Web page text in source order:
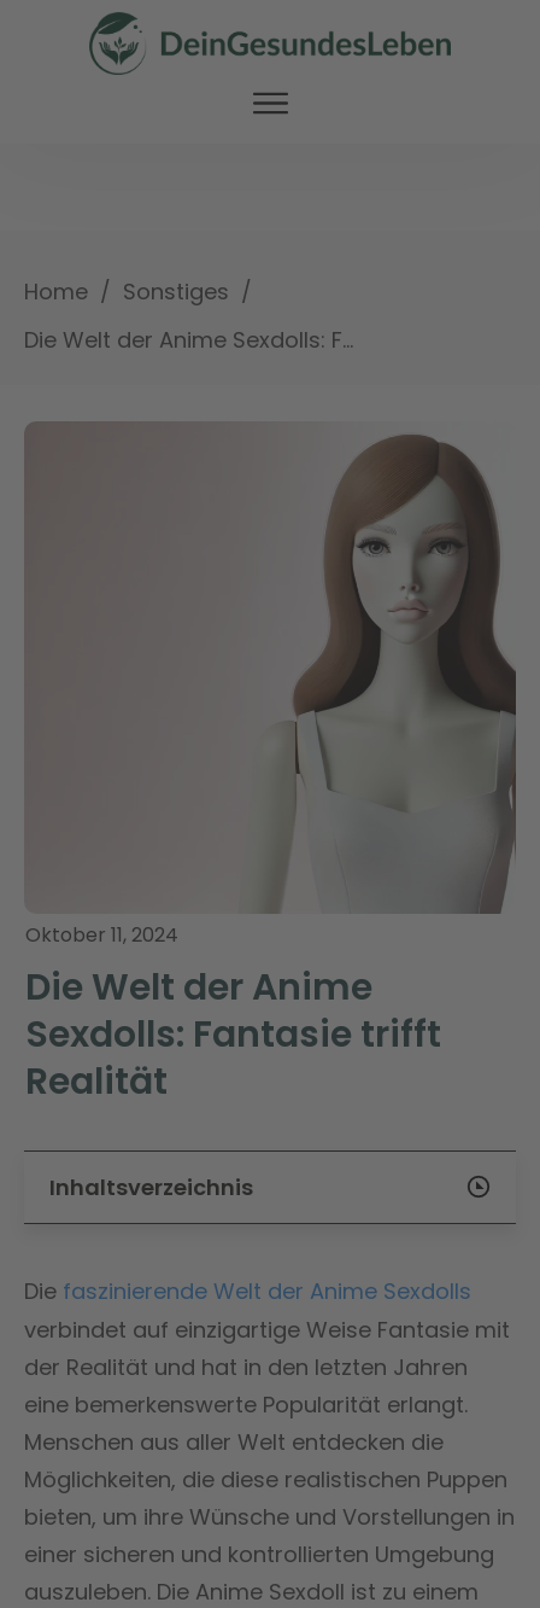
Home / Sonstiges /
Die Welt der Anime Sexdolls: Fantasie trifft Realität
Oktober 11, 2024
Die Welt der Anime
Sexdolls: Fantasie trifft
Realität
Inhaltsverzeichnis
Die faszinierende Welt der Anime Sexdolls
verbindet auf einzigartige Weise Fantasie mit
der Realität und hat in den letzten Jahren
eine bemerkenswerte Popularität erlangt.
Menschen aus aller Welt entdecken die
Möglichkeiten, die diese realistischen Puppen
bieten, um ihre Wünsche und Vorstellungen in
einer sicheren und kontrollierten Umgebung
auszuleben. Die Anime Sexdoll ist zu einem